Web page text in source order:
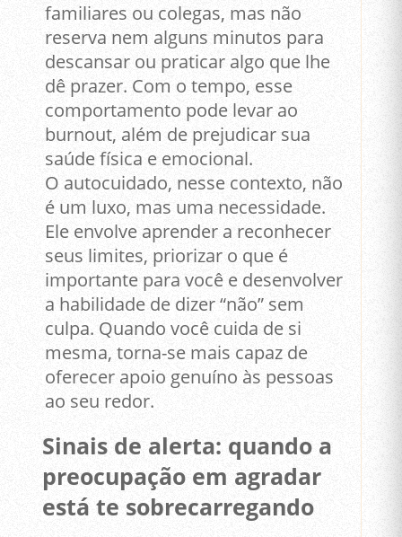
familiares ou colegas, mas não
reserva nem alguns minutos para
descansar ou praticar algo que lhe
dê prazer. Com o tempo, esse
comportamento pode levar ao
burnout, além de prejudicar sua
saúde física e emocional.
O autocuidado, nesse contexto, não
é um luxo, mas uma necessidade.
Ele envolve aprender a reconhecer
seus limites, priorizar o que é
importante para você e desenvolver
a habilidade de dizer “não” sem
culpa. Quando você cuida de si
mesma, torna-se mais capaz de
oferecer apoio genuíno às pessoas
ao seu redor.
Sinais de alerta: quando a
preocupação em agradar
está te sobrecarregando